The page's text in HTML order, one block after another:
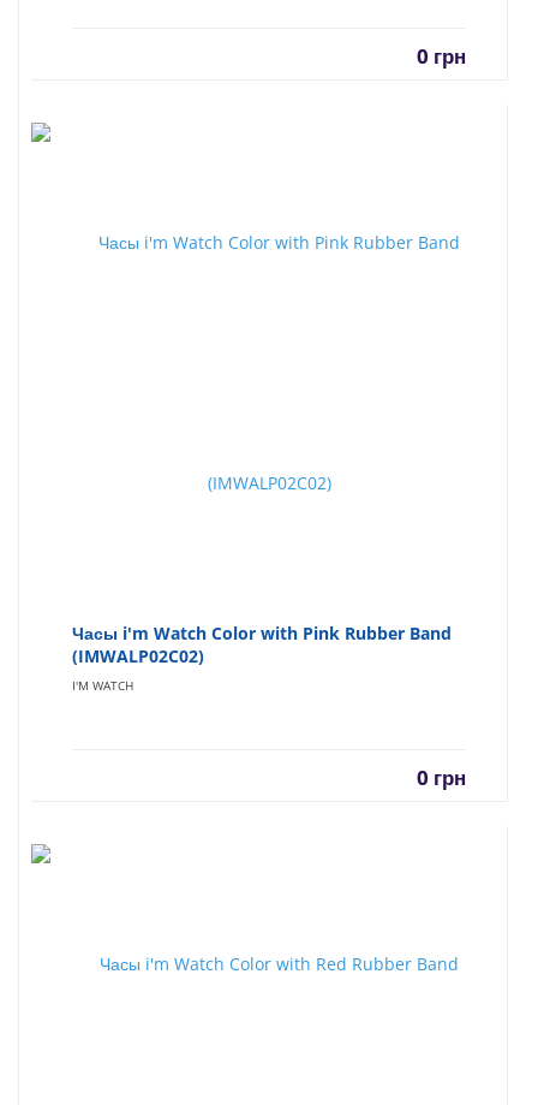
0 грн
Часы i'm Watch Color with Pink Rubber Band
(IMWALP02C02)
I'M WATCH
0 грн